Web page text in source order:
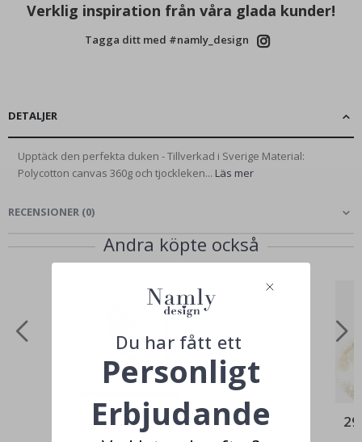
Verklig inspiration från våra glada kunder!
Tagga ditt med #namly_design
DETALJER
Upptäck den perfekta duken - Tillverkad i Sverige Material:
Polycotton canvas 360g och tjockleken... Läs mer
RECENSIONER (0)
Andra köpte också
99,00 Kr
Du har fått ett
Personligt
Erbjudande